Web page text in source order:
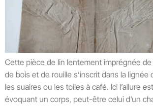
Cette pièce de lin lentement imprégnée
de bois et de rouille s’inscrit dans la lignée
les suaires ou les toiles à café. Ici l’allure
évoquant un corps, peut-être celui d’un